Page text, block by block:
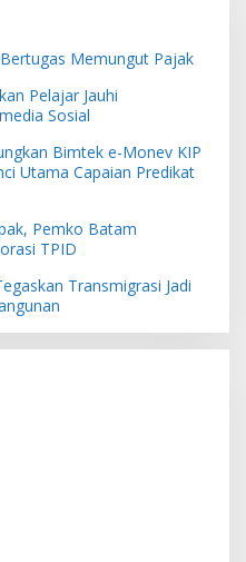
Memungut Pajak
Pelajar Jauhi
Sosial
Bimtek e-Monev KIP
Utama Capaian Predikat
Pemko Batam
TPID
Transmigrasi Jadi